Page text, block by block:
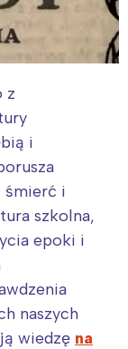
z
i
śmierć i
szkolna,
epoki i
naszych
wiedzę na